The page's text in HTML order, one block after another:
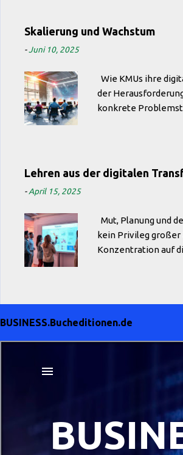
während Länder,
Skalierung und Wachstum
-Juni 10, 2025
Wie KMUs ihre
der
konkrete
einmalige
zu erweitern, ohne
bei Bedarf neue
Lehren aus der digitalen
-April 15, 2025
Mut, Planung und
kein Privileg großer
Konzentration auf
Mut: Der erste
Einführung eines
BUSINESS.Bucheditionen.de